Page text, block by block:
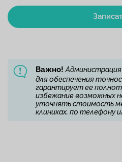
Важно!
для обеспечения
гарантирует ее
избежание возможных
уточнять стоимость
клиниках, по телефону